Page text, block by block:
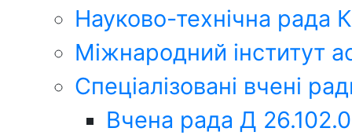
Науково-технічна рада
Міжнародний інститут
Спеціалізовані вчені
Вчена рада Д